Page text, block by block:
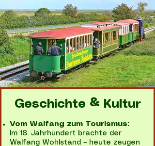
Geschichte & Kultur
Vom Walfang zum Tourismus:
Im 18. Jahrhundert brachte der
Walfang Wohlstand – heute zeugen